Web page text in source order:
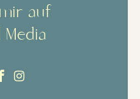
auf
Media